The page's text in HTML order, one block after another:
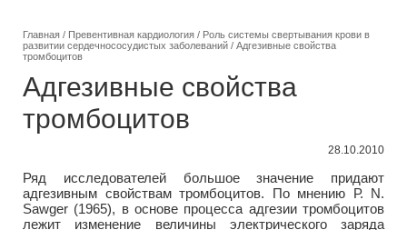
Главная / Превентивная кардиология / Роль системы свертывания крови в
развитии сердечнососудистых заболеваний / Адгезивные свойства
тромбоцитов
Адгезивные свойства
тромбоцитов
28.10.2010
Ряд исследователей большое значение придают
адгезивным свойствам тромбоцитов. По мнению Р. N.
Sawger (1965), в основе процесса адгезии тромбоцитов
лежит изменение величины электрического заряда